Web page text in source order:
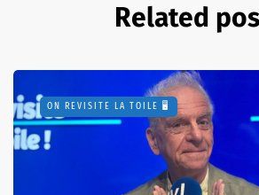
Related
ON REVISITE LA TOILE 🖥️